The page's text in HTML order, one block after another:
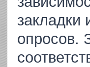
опросов.